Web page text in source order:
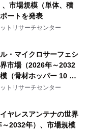
市場規模（単体、積
ートを発表
トリサーチセンター
・マイクロサーフェシ
市場（2026年～2032
（骨材ホッパー 10 m³
パー 10 m³～12 m³、
m³以上）・分析レポ
トリサーチセンター
ヤレスアンテナの世界
2032年）、市場規模